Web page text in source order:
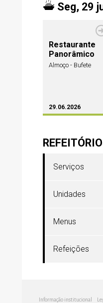
Seg, 29
Restaurante
Panorâmico
Almoço - Bufete
29.06.2026
Serviços
Unidades
Menus
Refeições
Informação institucional